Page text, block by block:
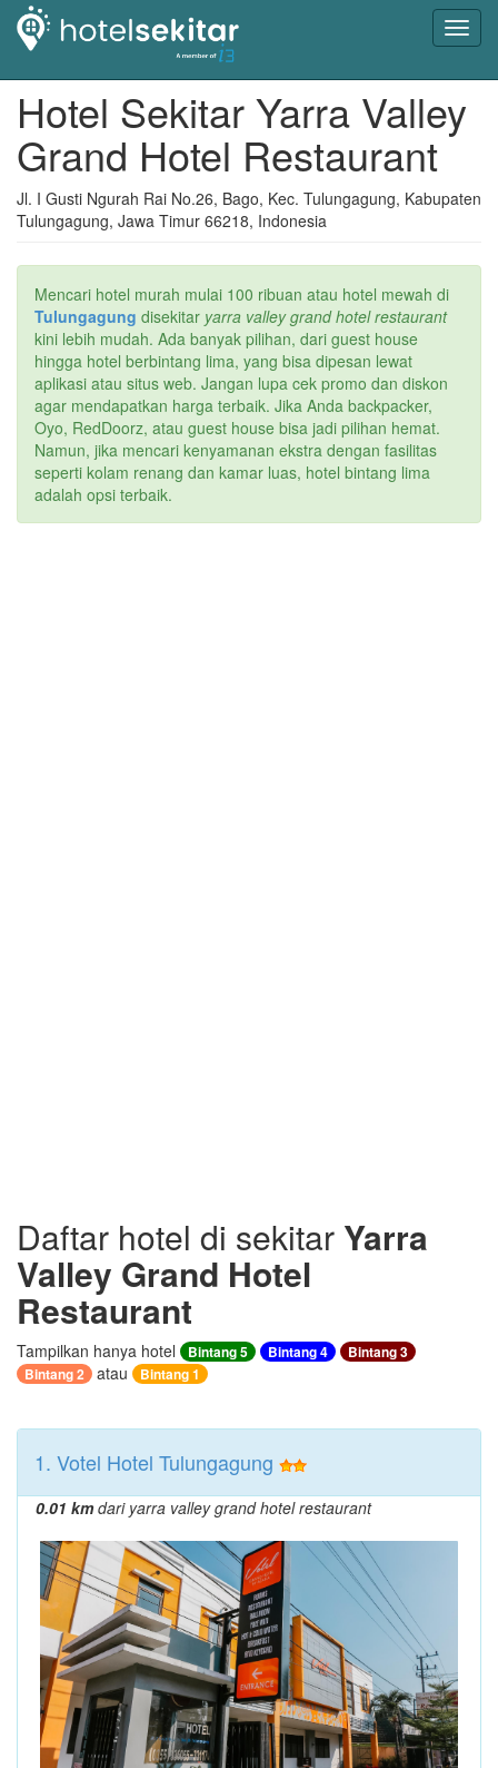
Hotel Sekitar Yarra Valley
Grand Hotel Restaurant
Jl. I Gusti Ngurah Rai No.26, Bago, Kec. Tulungagung, Kabupaten
Tulungagung, Jawa Timur 66218, Indonesia
Mencari hotel murah mulai 100 ribuan atau hotel mewah di
Tulungagung disekitar yarra valley grand hotel restaurant
kini lebih mudah. Ada banyak pilihan, dari guest house
hingga hotel berbintang lima, yang bisa dipesan lewat
aplikasi atau situs web. Jangan lupa cek promo dan diskon
agar mendapatkan harga terbaik. Jika Anda backpacker,
Oyo, RedDoorz, atau guest house bisa jadi pilihan hemat.
Namun, jika mencari kenyamanan ekstra dengan fasilitas
seperti kolam renang dan kamar luas, hotel bintang lima
adalah opsi terbaik.
Daftar hotel di sekitar Yarra
Valley Grand Hotel
Restaurant
Tampilkan hanya hotel Bintang 5 Bintang 4
Bintang 3
Bintang 2
atau Bintang 1
1. Votel Hotel Tulungagung
0.01 kmdari yarra valley grand hotel restaurant